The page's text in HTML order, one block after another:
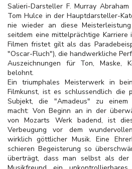
Salieri-Darsteller F. Murray
Tom Hulce in der Hauptdarsteller-
nie wieder an diese
seitdem eine mittelprächtige
Filmen fristet gilt als das
"Oscar-Fluch"), die handwerkliche
Auszeichnungen für Ton, Maske,
belohnt.
Ein triumphales Meisterwerk in
Filmkunst, ist es schlussendlich die
Subjekt, die "Amadeus" zu einem
macht: Von Beginn an in der
von Mozarts Werk badend, ist
Verbeugung vor dem
wirklich göttlicher Musik. Eine
schieren Begeisterung so
überträgt, dass man selbst als der